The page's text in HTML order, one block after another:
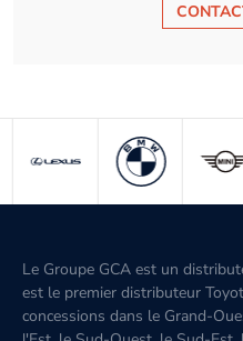
Le Groupe GCA est un
est le premier distributeur
concessions dans le Grand-